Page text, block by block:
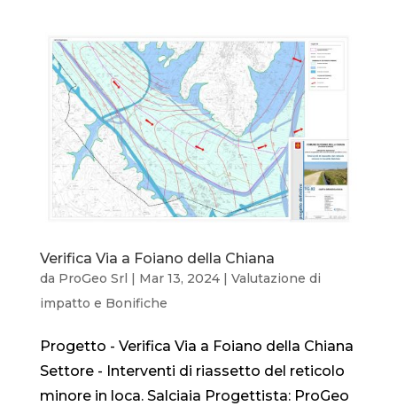
Verifica Via a Foiano della Chiana
da ProGeo Srl | Mar 13, 2024| Valutazione di
impatto e Bonifiche
Progetto - Verifica Via a Foiano della Chiana
Settore - Interventi di riassetto del reticolo
minore in loca. Salciaia Progettista: ProGeo